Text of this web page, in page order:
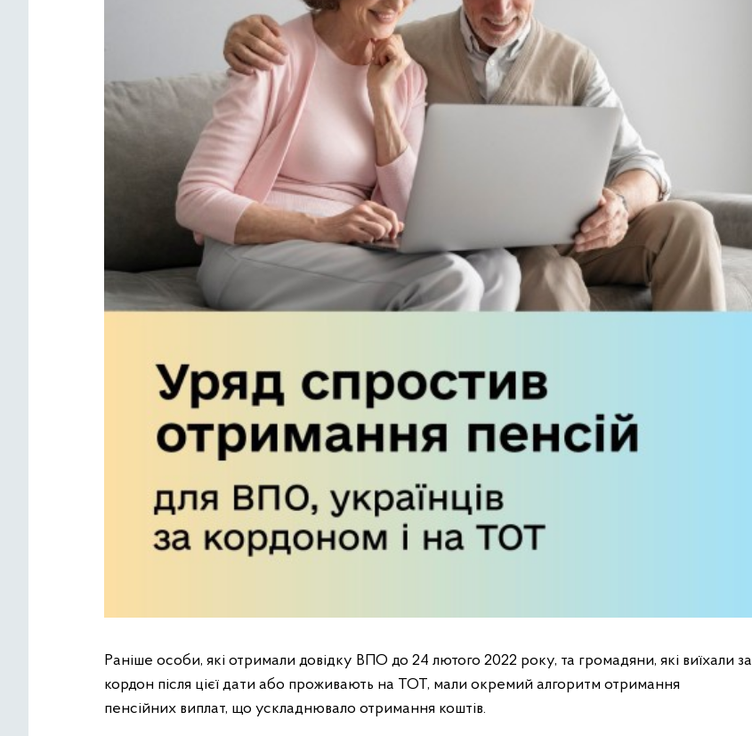
Раніше особи, які отримали довідку ВПО до 24 лютого 2022 року, та громадяни, які виїхали за
кордон після цієї дати або проживають на ТОТ, мали окремий алгоритм отримання
пенсійних виплат, що ускладнювало отримання коштів.